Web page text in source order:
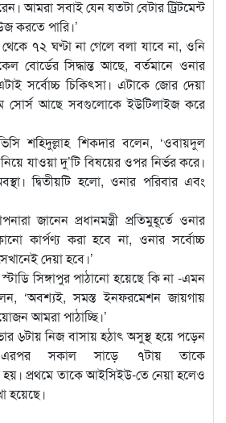
আমরা সবাই যেন যতটা বেটার ট্রিটমেন্ট
করতে পারি।’
৭২ ঘণ্টা না গেলে বলা যাবে না, ওনি
বোর্ডের সিদ্ধান্ত আছে, বর্তমানে ওনার
সর্বোচ্চ চিকিৎসা। এটাকে জোর দেয়া
আছে সবগুলোকে ইউটিলাইজ করে
শহিদুল্লাহ শিকদার বলেন, ‘ওবায়দুল
যাওয়া দু’টি বিষয়ের ওপর নির্ভর করে।
দ্বিতীয়টি হলো, ওনার পরিবার এবং
জানেন প্রধানমন্ত্রী প্রতিমুহূর্তে ওনার
কার্পণ্য করা হবে না, ওনার সর্বোচ্চ
দেয়া হবে।’
সিঙ্গাপুর পাঠানো হয়েছে কি না -এমন
‘অবশ্যই, সমস্ত ইনফরমেশন জায়গায়
আমরা পাঠাচ্ছি।’
৬টায় নিজ বাসায় হঠাৎ অসুস্থ হয়ে পড়েন
সকাল সাড়ে ৭টায় তাকে
প্রথমে তাকে আইসিইউ-তে নেয়া হলেও
হয়েছে।